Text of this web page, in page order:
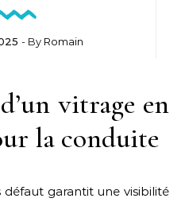
- By Romain
vitrage en
la conduite
défaut garantit une visibilité